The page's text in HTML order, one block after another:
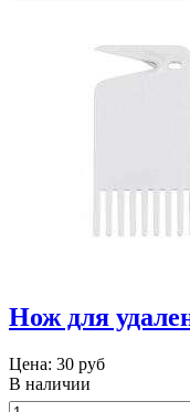
Нож для
Цена: 30 руб
В наличии